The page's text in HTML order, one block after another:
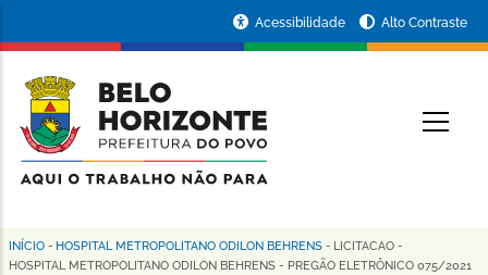
conteúdo
principal
da
Prefeitura
de
Horizonte
Acessibilidade Alto Contraste
Trilha
INÍCIO - HOSPITAL METROPOLITANO ODILON BEHRENS - LICITACAO -
HOSPITAL METROPOLITANO ODILON BEHRENS - PREGÃO ELETRÔNICO 075/2021